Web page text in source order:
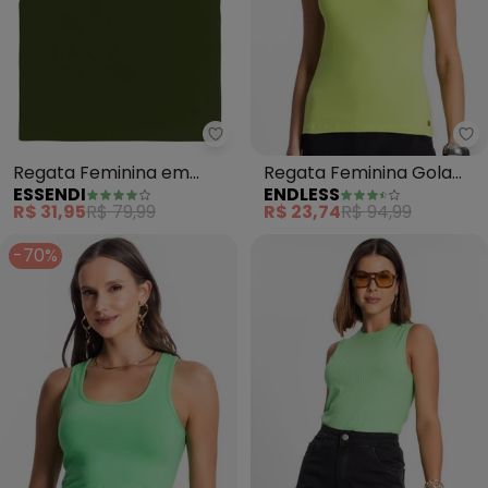
Essendi - Regata Feminina em
Regata Feminina em
Cotton (Verde)
ESSENDI
R$ 31,95R$ 79,99
Regata Feminina Gola
Alta (Verde)
ENDLESS
R$ 23,74R$ 94,99
-70%